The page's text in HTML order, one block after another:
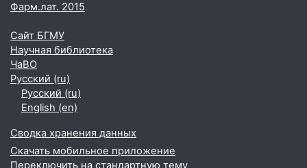
Фарм.лат. 2015
Сайт БГМУ
Научная библиотека
ЧаВО
Русский ‎(ru)‎
Русский ‎(ru)‎
English ‎(en)‎
Сводка хранения данных
Скачать мобильное приложение
Переключить на стандартную тему